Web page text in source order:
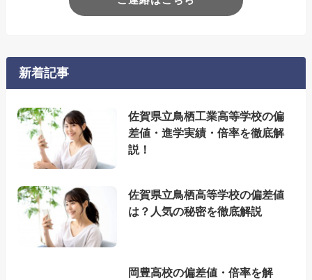
新着記事
佐賀県立鳥栖工業高等学校の偏
差値・進学実績・倍率を徹底解
説！
佐賀県立鳥栖高等学校の偏差値
は？人気の秘密を徹底解説
岡豊高校の偏差値・倍率を解